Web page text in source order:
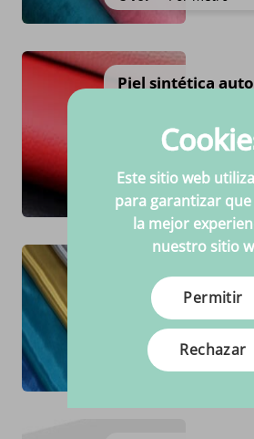
Piel sintética
Disponible en 1
Calidad alta
Precios siempre
Satén
Disponible en 21
Anchura los 1,45 m
Composición 100%PL
95
Este sitio web
para garantizar
la mejor
nuestro sitio
Permitir
Rechazar